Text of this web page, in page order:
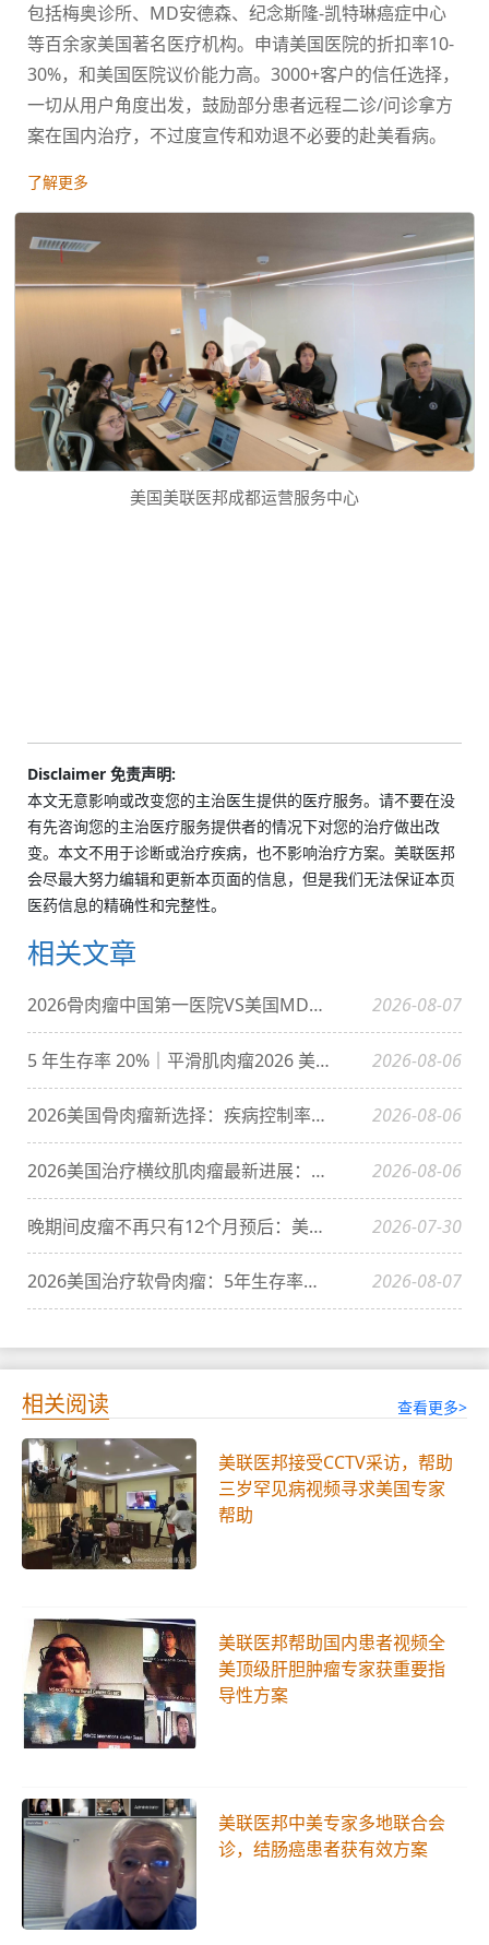
包括梅奥诊所、MD安德森、纪念斯隆-凯特琳癌症中心
等百余家美国著名医疗机构。申请美国医院的折扣率10-
30%，和美国医院议价能力高。3000+客户的信任选择，
一切从用户角度出发，鼓励部分患者远程二诊/问诊拿方
案在国内治疗，不过度宣传和劝退不必要的赴美看病。
了解更多
美国美联医邦成都运营服务中心
Disclaimer 免责声明:
本文无意影响或改变您的主治医生提供的医疗服务。请不要在没
有先咨询您的主治医疗服务提供者的情况下对您的治疗做出改
变。本文不用于诊断或治疗疾病，也不影响治疗方案。美联医邦
会尽最大努力编辑和更新本页面的信息，但是我们无法保证本页
医药信息的精确性和完整性。
相关文章
2026骨肉瘤中国第一医院VS美国MD安德森：5年生存率相差40%以上 2026-08-07
5 年生存率 20%｜平滑肌肉瘤2026 美国靶向免疫新方案 2026-08-06
2026美国骨肉瘤新选择：疾病控制率超30% 2026-08-06
2026美国治疗横纹肌肉瘤最新进展：五年生存率达80% 2026-08-06
晚期间皮瘤不再只有12个月预后：美国最新免疫疗法正在改变生存曲线 2026-07-30
2026美国治疗软骨肉瘤：5年生存率可达80%以上？ 2026-08-07
相关阅读 查看更多>
美联医邦接受CCTV采访，帮助
三岁罕见病视频寻求美国专家
帮助
美联医邦帮助国内患者视频全
美顶级肝胆肿瘤专家获重要指
导性方案
美联医邦中美专家多地联合会
诊，结肠癌患者获有效方案